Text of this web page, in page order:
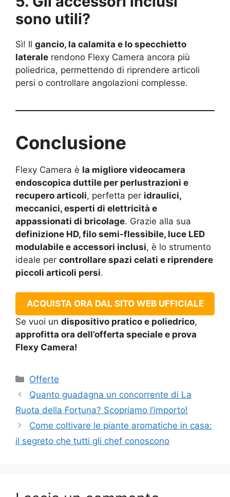
sono utili?
Sì! Il gancio, la calamita e lo specchietto
laterale rendono Flexy Camera ancora più
poliedrica, permettendo di riprendere articoli
persi o controllare angolazioni complesse.
Conclusione
Flexy Camera è la migliore videocamera
endoscopica duttile per perlustrazioni e
recupero articoli, perfetta per idraulici,
meccanici, esperti di elettricità e
appassionati di bricolage. Grazie alla sua
definizione HD, filo semi-flessibile, luce LED
modulabile e accessori inclusi, è lo strumento
ideale per controllare spazi celati e riprendere
piccoli articoli persi.
ACQUISTA ORA DAL SITO WEB UFFICIALE
Se vuoi un dispositivo pratico e poliedrico,
approfitta ora dell’offerta speciale e prova
Flexy Camera!
Categorie
Offerte
Quanto guadagna un concorrente di La
Ruota della Fortuna? Scopriamo l’importo!
Come coltivare le piante aromatiche in casa:
il segreto che tutti gli chef conoscono